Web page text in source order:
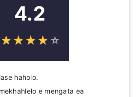
4.2
☆☆☆☆☆
★★★★★
haholo.
e mengata ea